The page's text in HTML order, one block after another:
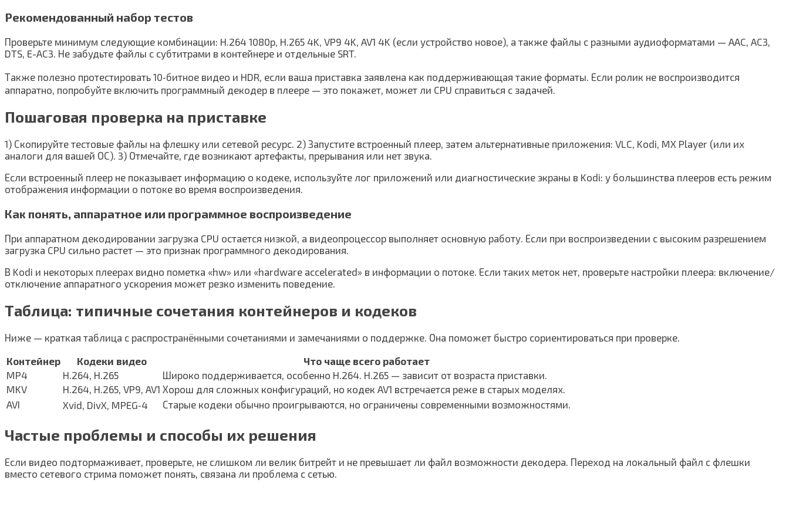
Рекомендованный набор тестов
Проверьте минимум следующие комбинации: H.264 1080p, H.265 4K, VP9 4K, AV1 4K (если устройство новое), а также файлы с разными аудиоформатами — AAC, AC3,
DTS, E-AC3. Не забудьте файлы с субтитрами в контейнере и отдельные SRT.
Также полезно протестировать 10‑битное видео и HDR, если ваша приставка заявлена как поддерживающая такие форматы. Если ролик не воспроизводится
аппаратно, попробуйте включить программный декодер в плеере — это покажет, может ли CPU справиться с задачей.
Пошаговая проверка на приставке
1) Скопируйте тестовые файлы на флешку или сетевой ресурс. 2) Запустите встроенный плеер, затем альтернативные приложения: VLC, Kodi, MX Player (или их
аналоги для вашей ОС). 3) Отмечайте, где возникают артефакты, прерывания или нет звука.
Если встроенный плеер не показывает информацию о кодеке, используйте лог приложений или диагностические экраны в Kodi: у большинства плееров есть режим
отображения информации о потоке во время воспроизведения.
Как понять, аппаратное или программное воспроизведение
При аппаратном декодировании загрузка CPU остается низкой, а видеопроцессор выполняет основную работу. Если при воспроизведении с высоким разрешением
загрузка CPU сильно растет — это признак программного декодирования.
В Kodi и некоторых плеерах видно пометка «hw» или «hardware accelerated» в информации о потоке. Если таких меток нет, проверьте настройки плеера: включение/
отключение аппаратного ускорения может резко изменить поведение.
Таблица: типичные сочетания контейнеров и кодеков
Ниже — краткая таблица с распространёнными сочетаниями и замечаниями о поддержке. Она поможет быстро сориентироваться при проверке.
Контейнер
Кодеки видео
Что чаще всего работает
MP4
H.264, H.265
Широко поддерживается, особенно H.264. H.265 — зависит от возраста приставки.
MKV
H.264, H.265, VP9, AV1 Хорош для сложных конфигураций, но кодек AV1 встречается реже в старых моделях.
AVI
Xvid, DivX, MPEG‑4 Старые кодеки обычно проигрываются, но ограничены современными возможностями.
Частые проблемы и способы их решения
Если видео подтормаживает, проверьте, не слишком ли велик битрейт и не превышает ли файл возможности декодера. Переход на локальный файл с флешки
вместо сетевого стрима поможет понять, связана ли проблема с сетью.